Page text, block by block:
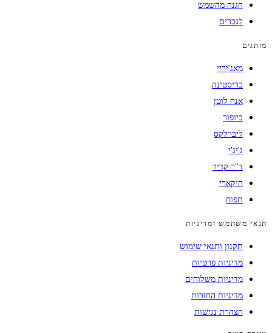
הגנה מהשמש
לגברים
מותגים
מאג'יריי
כריסטינה
אנה לוטן
ביופור
ליברלקס
ג'יג'י
ד"ר קדיר
היקארי
תפוח
תנאי משתמש ומדיניות
תקנון ותנאי שימוש
מדיניות פרטיות
מדיניות משלוחים
מדיניות החזרות
הצהרת נגישות